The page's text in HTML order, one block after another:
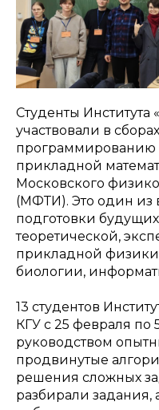
Студенты
участвовали в
программированию
прикладной
Московского
(МФТИ). Это один из
подготовки
теоретической,
прикладной
биологии,
13 студентов
КГУ с 25 февраля по
руководством
продвинутые
решения сложных
разбирали задания,